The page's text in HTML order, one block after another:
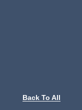
Back To All